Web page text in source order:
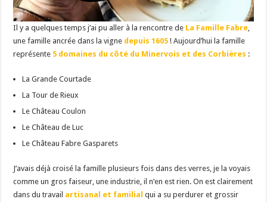
Il y a quelques temps j’ai pu aller à la rencontre de La Famille Fabre
une famille ancrée dans la vigne depuis 1605 ! Aujourd’hui la famille
représente 5 domaines du côté du Minervois et des Corbières :
La Grande Courtade
La Tour de Rieux
Le Château Coulon
Le Château de Luc
Le Château Fabre Gasparets
J’avais déjà croisé la famille plusieurs fois dans des verres, je la voyais
comme un gros faiseur, une industrie, il n’en est rien. On est clairement
dans du travail artisanal et familial qui a su perdurer et grossir